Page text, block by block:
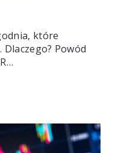
które
Powód